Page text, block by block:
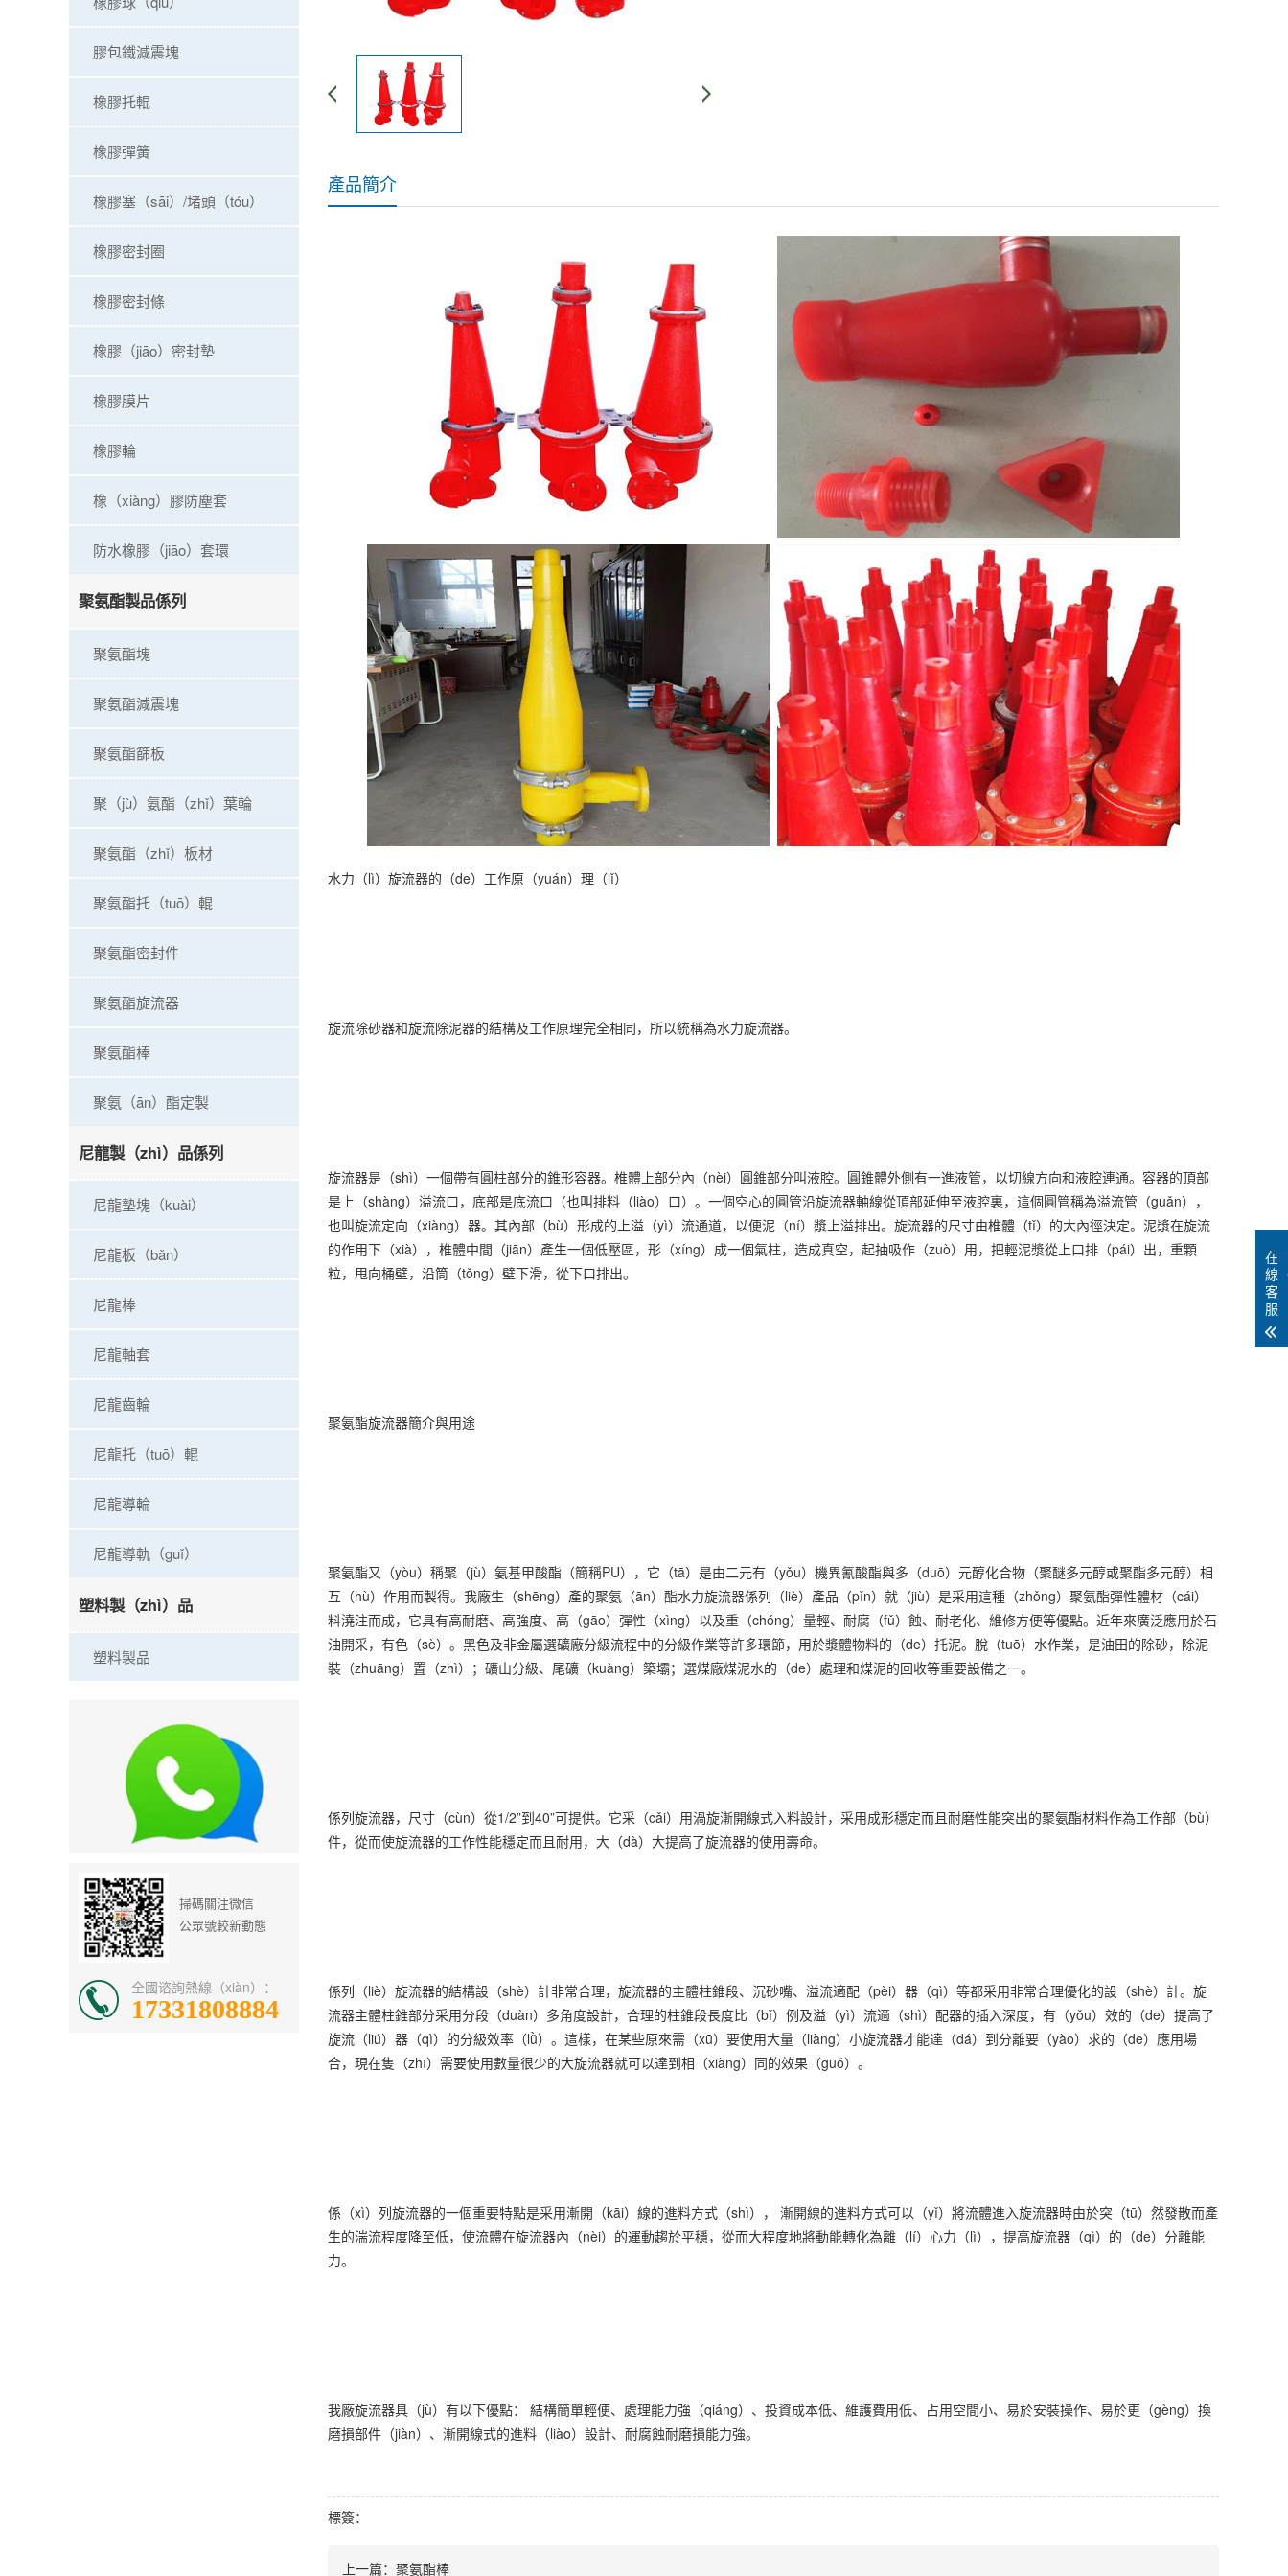
膠包鐵減震塊
橡膠托輥
橡膠彈簧
橡膠塞（sāi）/堵頭（tóu）
橡膠密封圈
橡膠密封條
橡膠（jiāo）密封墊
橡膠膜片
橡膠輪
橡（xiàng）膠防塵套
防水橡膠（jiāo）套環
聚氨酯製品係列
聚氨酯塊
聚氨酯減震塊
聚氨酯篩板
聚（jù）氨酯（zhǐ）葉輪
聚氨酯（zhǐ）板材
聚氨酯托（tuō）輥
聚氨酯密封件
聚氨酯旋流器
聚氨酯棒
聚氨（ān）酯定製
尼龍製（zhì）品係列
尼龍墊塊（kuài）
尼龍板（bǎn）
尼龍棒
尼龍軸套
尼龍齒輪
尼龍托（tuō）輥
尼龍導輪
尼龍導軌（guǐ）
塑料製（zhì）品
塑料製品
掃碼關注微信
公眾號較新動態
全國谘詢熱線（xiàn）：
17331808884
產品簡介
水力（lì）旋流器的（de）工作原（yuán）理（lǐ）
旋流除砂器和旋流除泥器的結構及工作原理完全相同，所以統稱為水力旋流器。
旋流器是（shì）一個帶有圓柱部分的錐形容器。椎體上部分內（nèi）圓錐部分叫液腔。圓錐體外側有一進液管，以切線方向和液腔連通。容器的頂部
是上（shàng）溢流口，底部是底流口（也叫排料（liào）口）。一個空心的圓管沿旋流器軸線從頂部延伸至液腔裏，這個圓管稱為溢流管（guǎn），
也叫旋流定向（xiàng）器。其內部（bù）形成的上溢（yì）流通道，以便泥（ní）漿上溢排出。旋流器的尺寸由椎體（tǐ）的大內徑決定。泥漿在旋流
的作用下（xià），椎體中間（jiān）產生一個低壓區，形（xíng）成一個氣柱，造成真空，起抽吸作（zuò）用，把輕泥漿從上口排（pái）出，重顆
粒，甩向桶壁，沿筒（tǒng）壁下滑，從下口排出。
聚氨酯旋流器簡介與用途
聚氨酯又（yòu）稱聚（jù）氨基甲酸酯（簡稱PU），它（tā）是由二元有（yǒu）機異氰酸酯與多（duō）元醇化合物（聚醚多元醇或聚酯多元醇）相
互（hù）作用而製得。我廠生（shēng）產的聚氨（ān）酯水力旋流器係列（liè）產品（pǐn）就（jiù）是采用這種（zhǒng）聚氨酯彈性體材（cái）
料澆注而成，它具有高耐磨、高強度、高（gāo）彈性（xìng）以及重（chóng）量輕、耐腐（fǔ）蝕、耐老化、維修方便等優點。近年來廣泛應用於石
油開采，有色（sè）。黑色及非金屬選礦廠分級流程中的分級作業等許多環節，用於漿體物料的（de）托泥。脫（tuō）水作業，是油田的除砂，除泥
裝（zhuāng）置（zhì）；礦山分級、尾礦（kuàng）築壩；選煤廠煤泥水的（de）處理和煤泥的回收等重要設備之一。
係列旋流器，尺寸（cùn）從1/2”到40”可提供。它采（cǎi）用渦旋漸開線式入料設計，采用成形穩定而且耐磨性能突出的聚氨酯材料作為工作部（bù）
件，從而使旋流器的工作性能穩定而且耐用，大（dà）大提高了旋流器的使用壽命。
係列（liè）旋流器的結構設（shè）計非常合理，旋流器的主體柱錐段、沉砂嘴、溢流適配（pèi）器（qì）等都采用非常合理優化的設（shè）計。旋
流器主體柱錐部分采用分段（duàn）多角度設計，合理的柱錐段長度比（bǐ）例及溢（yì）流適（shì）配器的插入深度，有（yǒu）效的（de）提高了
旋流（liú）器（qì）的分級效率（lǜ）。這樣，在某些原來需（xū）要使用大量（liàng）小旋流器才能達（dá）到分離要（yào）求的（de）應用場
合，現在隻（zhī）需要使用數量很少的大旋流器就可以達到相（xiàng）同的效果（guǒ）。
係（xì）列旋流器的一個重要特點是采用漸開（kāi）線的進料方式（shì）， 漸開線的進料方式可以（yǐ）將流體進入旋流器時由於突（tū）然發散而產
生的湍流程度降至低，使流體在旋流器內（nèi）的運動趨於平穩，從而大程度地將動能轉化為離（lí）心力（lì），提高旋流器（qì）的（de）分離能
力。
我廠旋流器具（jù）有以下優點： 結構簡單輕便、處理能力強（qiáng）、投資成本低、維護費用低、占用空間小、易於安裝操作、易於更（gèng）換
磨損部件（jiàn）、漸開線式的進料（liào）設計、耐腐蝕耐磨損能力強。
標簽：
上一篇： 聚氨酯棒
在
線
客
服